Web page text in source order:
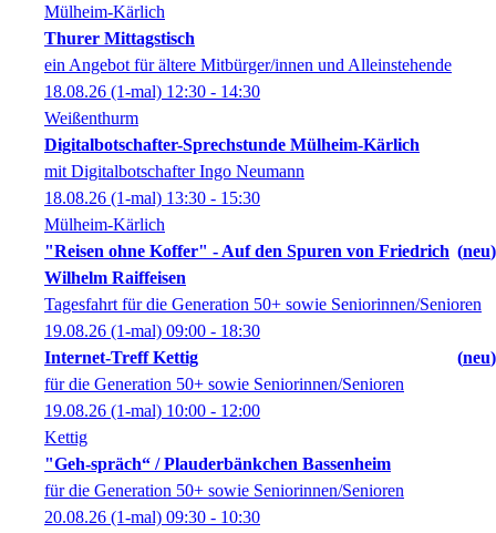
Mülheim-Kärlich
Thurer Mittagstisch
ein Angebot für ältere Mitbürger/innen und Alleinstehende
18.08.26 (1-mal) 12:30 - 14:30
Weißenthurm
Digitalbotschafter-Sprechstunde Mülheim-Kärlich
mit Digitalbotschafter Ingo Neumann
18.08.26 (1-mal) 13:30 - 15:30
Mülheim-Kärlich
"Reisen ohne Koffer" - Auf den Spuren von Friedrich
Wilhelm Raiffeisen
neu
Tagesfahrt für die Generation 50+ sowie Seniorinnen/Senioren
19.08.26 (1-mal) 09:00 - 18:30
Internet-Treff Kettig
neu
für die Generation 50+ sowie Seniorinnen/Senioren
19.08.26 (1-mal) 10:00 - 12:00
Kettig
"Geh-spräch“ / Plauderbänkchen Bassenheim
für die Generation 50+ sowie Seniorinnen/Senioren
20.08.26 (1-mal) 09:30 - 10:30